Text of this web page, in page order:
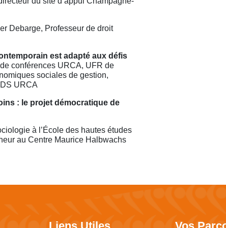
Debarge, Professeur de droit
est adapté aux défis
conférences URCA, UFR de
sociales de gestion,
URCA
: le projet démocratique de
à l’École des hautes études
au Centre Maurice Halbwachs